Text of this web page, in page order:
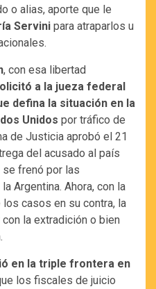
o alias, aporte que le
Servini para atraparlos u
, con esa libertad
a la jueza federal
defina la situación en la
Unidos por tráfico de
de Justicia aprobó el 21
del acusado al país
frenó por las
Argentina. Ahora, con la
casos en su contra, la
la extradición o bien
en la triple frontera en
los fiscales de juicio